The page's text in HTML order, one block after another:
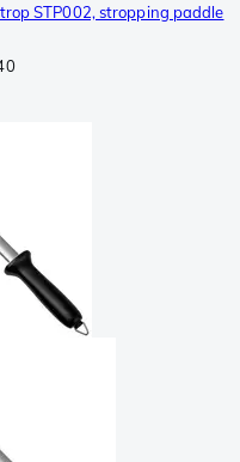
STP002, stropping paddle